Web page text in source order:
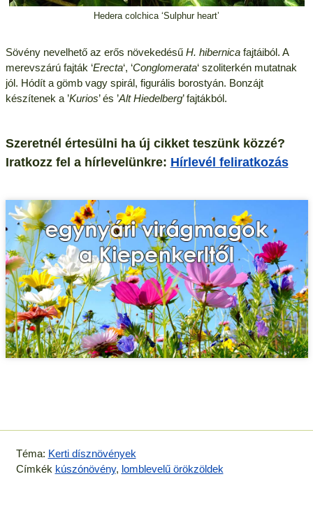
Hedera colchica ‘Sulphur heart’
Sövény nevelhető az erős növekedésű H. hibernicafajtáiból. A
merevszárú fajták ‘Erecta‘, ‘Conglomerata‘ szoliterkén mutatnak
jól. Hódít a gömb vagy spirál, figurális borostyán. Bonzájt
készítenek a ’Kurios’ és ’Alt Hiedelberg’ fajtákból.
Szeretnél értesülni ha új cikket teszünk közzé?
Iratkozz fel a hírlevelünkre: Hírlevél feliratkozás
Téma: Kerti dísznövények
Címkék kúszónövény, lomblevelű örökzöldek